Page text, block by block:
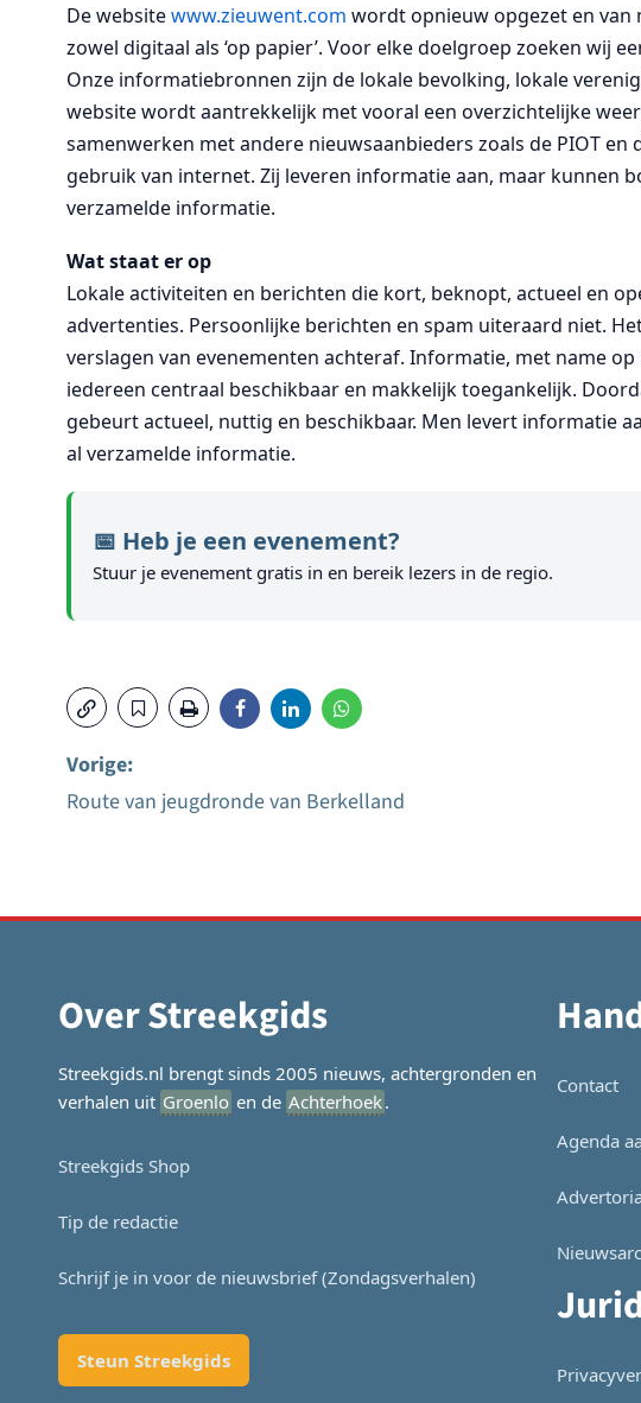
De websitewww.zieuwent.com wordt opnieuw opgezet en van
zowel digitaal als ‘op papier’. Voor elke doelgroep zoeken wij
Onze informatiebronnen zijn de lokale bevolking, lokale
website wordt aantrekkelijk met vooral een overzichtelijke
samenwerken met andere nieuwsaanbieders zoals de PIOT
gebruik van internet. Zij leveren informatie aan, maar kunnen
verzamelde informatie.
Wat staat er op
Lokale activiteiten en berichten die kort, beknopt, actueel en
advertenties. Persoonlijke berichten en spam uiteraard niet.
verslagen van evenementen achteraf. Informatie, met name
iedereen centraal beschikbaar en makkelijk toegankelijk.
gebeurt actueel, nuttig en beschikbaar. Men levert informatie
al verzamelde informatie.
📅 Heb je een evenement?
Stuur je evenement gratis in en bereik lezers in de regio.
Bericht
Vorige:
Route van jeugdronde van Berkelland
Over Streekgids
Streekgids.nl brengt sinds 2005 nieuws, achtergronden en
verhalen uit Groenlo en de Achterhoek.
Streekgids Shop
Tip de redactie
Schrijf je in voor de nieuwsbrief (Zondagsverhalen)
Steun Streekgids
Contact
Agenda